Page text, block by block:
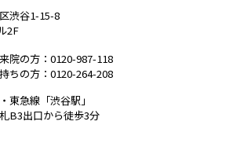
渋谷1-15-8
2F
院の方：0120-987-118
ちの方：0120-264-208
東急線「渋谷駅」
B3出口から徒歩3分